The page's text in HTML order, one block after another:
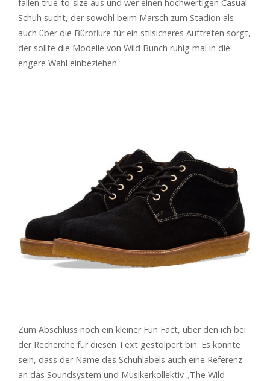
fallen true-to-size aus und wer einen hochwertigen Casual-
Schuh sucht, der sowohl beim Marsch zum Stadion als
auch über die Büroflure für ein stilsicheres Auftreten sorgt,
der sollte die Modelle von Wild Bunch ruhig mal in die
engere Wahl einbeziehen.
Zum Abschluss noch ein kleiner Fun Fact, über den ich bei
der Recherche für diesen Text gestolpert bin: Es könnte
sein, dass der Name des Schuhlabels auch eine Referenz
an das Soundsystem und Musikerkollektiv „The Wild